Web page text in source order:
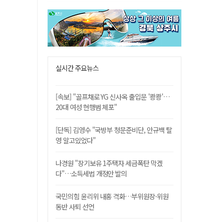
실시간 주요뉴스
[속보] "골프채로 YG 신사옥 출입문 '쾅쾅'…
20대 여성 현행범 체포"
[단독] 김영수 "국방부 청문준비단, 안규백 탈
영 알고있었다"
나경원 "장기보유 1주택자 세금폭탄 막겠
다"…소득세법 개정안 발의
국민의힘 윤리위 내홍 격화…부위원장·위원
동반 사퇴 선언